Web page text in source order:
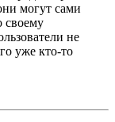
могут сами
своему
не
уже кто-то